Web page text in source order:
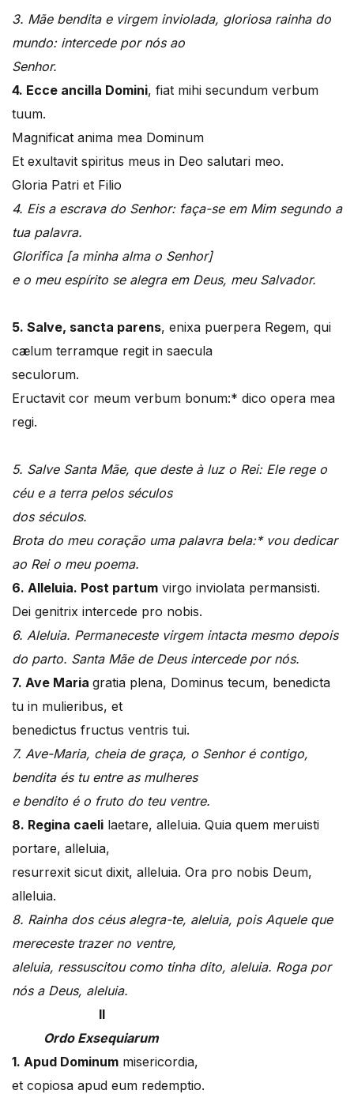
3. Mãe bendita e virgem inviolada, gloriosa rainha do
mundo: intercede por nós ao
Senhor.
4. Ecce ancilla Domini, fiat mihi secundum verbum
tuum.
Magnificat anima mea Dominum
Et exultavit spiritus meus in Deo salutari meo.
Gloria Patri et Filio
4. Eis a escrava do Senhor: faça-se em Mim segundo a
tua palavra.
Glorifica [a minha alma o Senhor]
e o meu espírito se alegra em Deus, meu Salvador.
5. Salve, sancta parens, enixa puerpera Regem, qui
cælum terramque regit in saecula
seculorum.
Eructavit cor meum verbum bonum:* dico opera mea
regi.
5. Salve Santa Mãe, que deste à luz o Rei: Ele rege o
céu e a terra pelos séculos
dos séculos.
Brota do meu coração uma palavra bela:* vou dedicar
ao Rei o meu poema.
6. Alleluia. Post partum virgo inviolata permansisti.
Dei genitrix intercede pro nobis.
6. Aleluia. Permaneceste virgem intacta mesmo depois
do parto. Santa Mãe de Deus intercede por nós.
7. Ave Maria gratia plena, Dominus tecum, benedicta
tu in mulieribus, et
benedictus fructus ventris tui.
7. Ave-Maria, cheia de graça, o Senhor é contigo,
bendita és tu entre as mulheres
e bendito é o fruto do teu ventre.
8. Regina caeli laetare, alleluia. Quia quem meruisti
portare, alleluia,
resurrexit sicut dixit, alleluia. Ora pro nobis Deum,
alleluia.
8. Rainha dos céus alegra-te, aleluia, pois Aquele que
mereceste trazer no ventre,
aleluia, ressuscitou como tinha dito, aleluia. Roga por
nós a Deus, aleluia.
II
Ordo Exsequiarum
1. Apud Dominum misericordia,
et copiosa apud eum redemptio.